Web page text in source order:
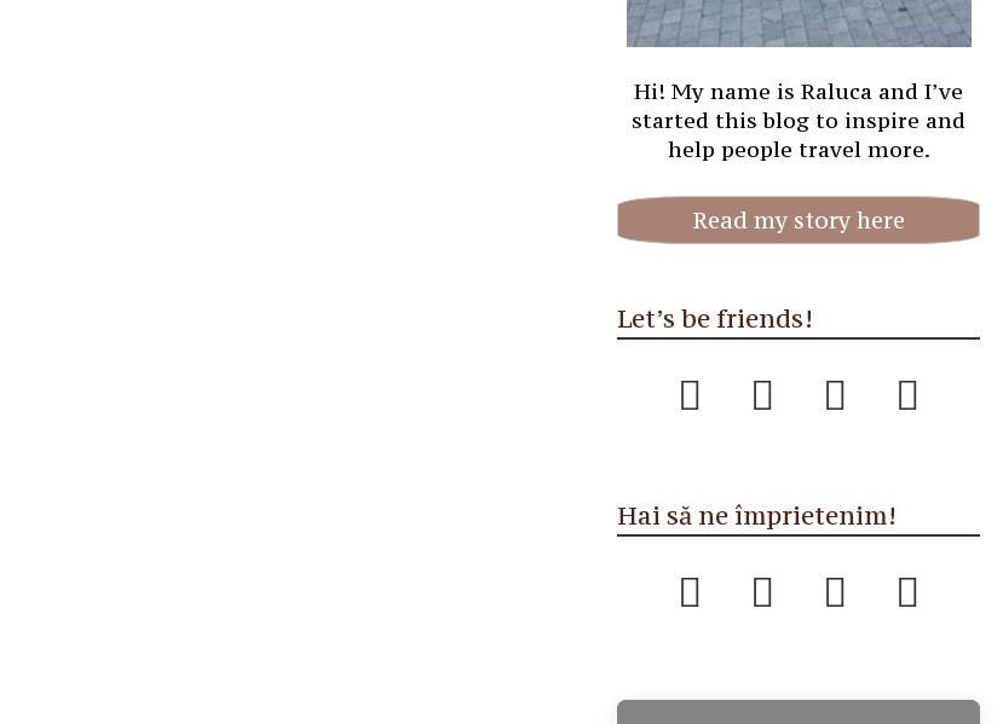
Hi! My name is Raluca and I’ve
started this blog to inspire and
help people travel more.
Read my story here
Let’s be friends!
Hai să ne împrietenim!